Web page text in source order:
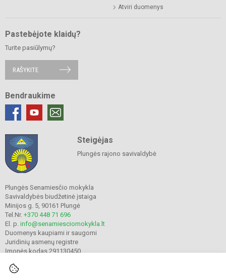
Atviri duomenys
Pastebėjote klaidų?
Turite pasiūlymų?
RAŠYKITE
Bendraukime
Steigėjas
Plungės rajono savivaldybė
Plungės Senamiesčio mokykla
Savivaldybės biudžetinė įstaiga
Minijos g. 5, 90161 Plungė
Tel.Nr. +370 448 71 696
El. p. info@senamiesciomokykla.lt
Duomenys kaupiami ir saugomi
Juridinių asmenų registre
Įmonės kodas 291130450